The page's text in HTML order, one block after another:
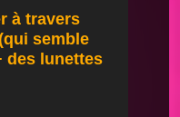
à travers
semble
des lunettes